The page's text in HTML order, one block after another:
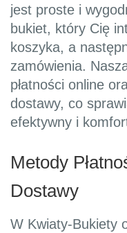
jest proste i
bukiet, który Cię
koszyka, a
zamówienia.
płatności online
dostawy, co
efektywny i
Metody
Dostawy
W Kwiaty-Bukiety